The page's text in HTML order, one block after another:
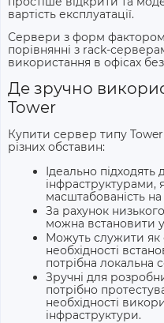
вартість експлуатації.
Сервери з форм
порівнянні з rack-
використання в офісах
Де зручно
Tower
Купити сервер типу Tower
різних обставин:
Ідеально
інфраструктурами,
масштабованість на
За рахунок
можна встановити
Можуть служити як
необхідності
потрібна локальна
Зручні для
потрібно
необхідності
інфраструктури.